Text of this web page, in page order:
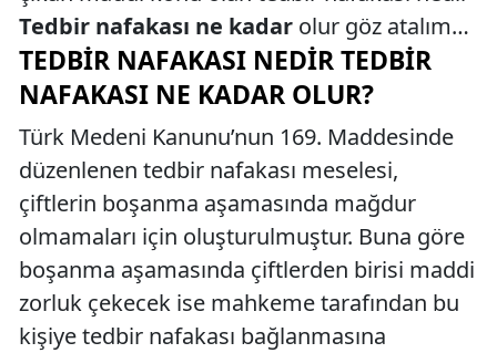
Tedbir nafakası ne kadar olur göz atalım…
TEDBIR NAFAKASI NEDIR TEDBIR
NAFAKASI NE KADAR OLUR?
Türk Medeni Kanunu’nun 169. Maddesinde
düzenlenen tedbir nafakası meselesi,
çiftlerin boşanma aşamasında mağdur
olmamaları için oluşturulmuştur. Buna göre
boşanma aşamasında çiftlerden birisi maddi
zorluk çekecek ise mahkeme tarafından bu
kişiye tedbir nafakası bağlanmasına